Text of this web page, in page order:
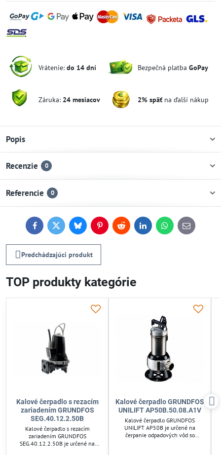
Vrátenie: do 14 dní Bezpečná platba GoPay
Záruka: 24 mesiacov 2% späťna ďalší nákup
Popis
Recenzie 0
Referencie 0
FacebookTwitterBlueskyPinterestReddit LinkedInWhatsApp
E-
mail
Predchádzajúci produkt
TOP produkty kategórie
Kalové čerpadlo s rezacím
zariadením GRUNDFOS
SEG.40.12.2.50B
Kalové čerpadlo s rezacím
zariadením GRUNDFOS
SEG.40.12.2.50B je určené na
Kalové čerpadlo GRUNDFOS
UNILIFT AP50B.50.08.A1V
Kalové čerpadlo GRUNDFOS
UNILIFT AP50B je určené na
čerpanie odpadových vôd so